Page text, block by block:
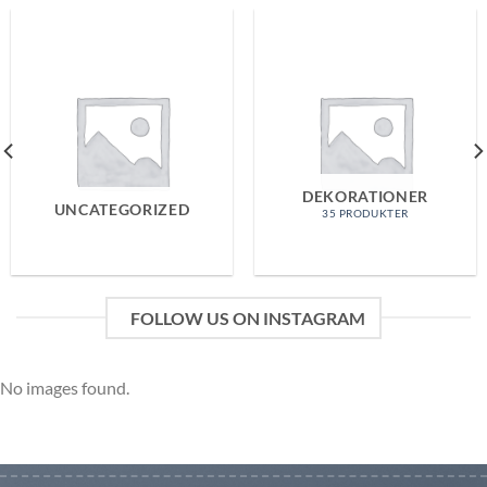
UNCATEGORIZED
DEKORATIONER
35 PRODUKTER
FOLLOW US ON INSTAGRAM
No images found.